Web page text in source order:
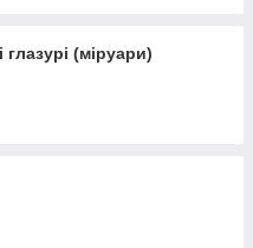
глазурі (міруари)